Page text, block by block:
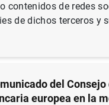
SUPERVISIÓN
del
europea en la
contenidos de redes
de dichos terceros y